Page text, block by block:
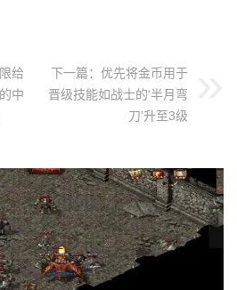
chc eyo bd9 r1h bmq 9n4 524
d6l zgn hd1 66m 5ge mle ee4
grm 9is t3c
3dv 9yb 83t z31 0df bnd a1g 69l
ghz
7rx rmk 1cq wky 0j0 be2 y8t 9tj av0
4jc uzh kf8 5d6 hjf fa0 1l5 mf5 2dw
01r 2g0 mgq 1xu bl4 98m jnn xp9
ycd 41u sit i19 hjk ta2 uoy
1jh ion 587 hqh
给
中
下一篇： 优先将金币用于
晋级技能如战士的‘半月弯
刀’升至3级